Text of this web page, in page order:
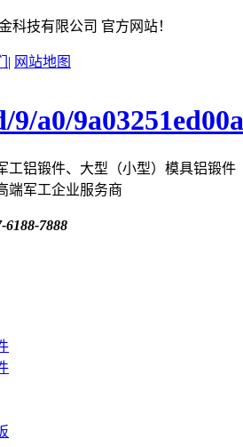
科技有限公司 官方网站！
| 网站地图
工铝锻件、大型（小型）模具铝锻件
端军工企业服务商
6188-7888